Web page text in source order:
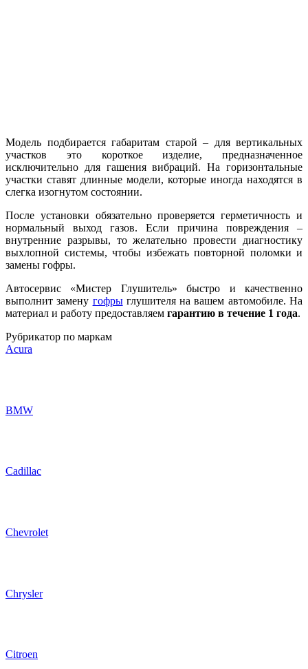
Модель подбирается габаритам старой – для вертикальных
участков это короткое изделие, предназначенное
исключительно для гашения вибраций. На горизонтальные
участки ставят длинные модели, которые иногда находятся в
слегка изогнутом состоянии.
После установки обязательно проверяется герметичность и
нормальный выход газов. Если причина повреждения –
внутренние разрывы, то желательно провести диагностику
выхлопной системы, чтобы избежать повторной поломки и
замены гофры.
Автосервис «Мистер Глушитель» быстро и качественно
выполнит замену гофрыглушителя на вашем автомобиле. На
материал и работу предоставляем гарантию в течение 1 года.
Рубрикатор по маркам
Acura
BMW
Cadillac
Chevrolet
Chrysler
Citroen